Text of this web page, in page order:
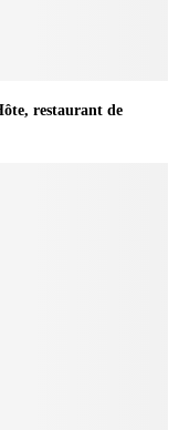
restaurant de